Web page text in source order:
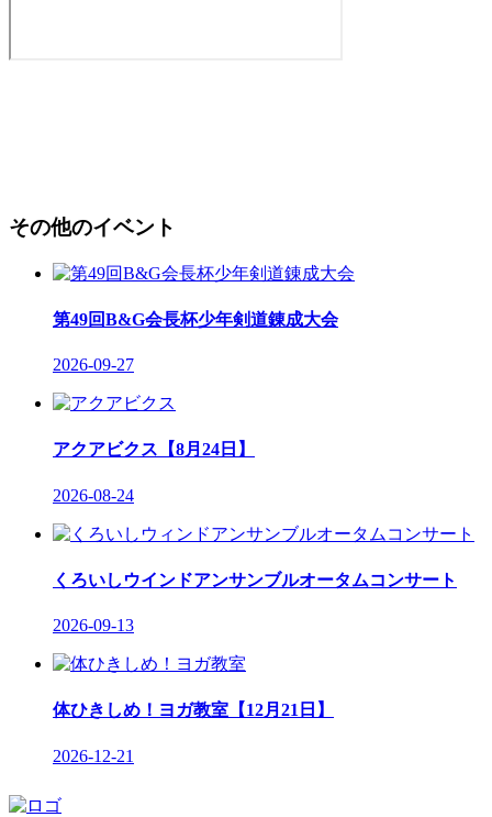
その他のイベント
第49回B&G会長杯少年剣道錬成大会
2026-09-27
アクアビクス【8月24日】
2026-08-24
くろいしウインドアンサンブルオータムコンサート
2026-09-13
体ひきしめ！ヨガ教室【12月21日】
2026-12-21